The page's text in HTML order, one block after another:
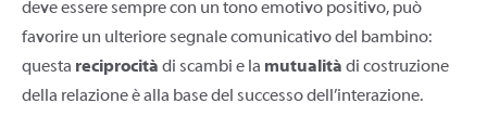
deve essere sempre con un tono emotivo positivo, può
favorire un ulteriore segnale comunicativo del bambino:
questa reciprocità di scambi e la mutualità di costruzione
della relazione è alla base del successo dell’interazione.